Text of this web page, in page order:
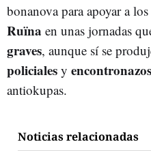
bonanova para apoyar a
Ruïna en unas jornadas
graves, aunque sí se
policiales y encontronazos
antiokupas.
Noticias relacionadas